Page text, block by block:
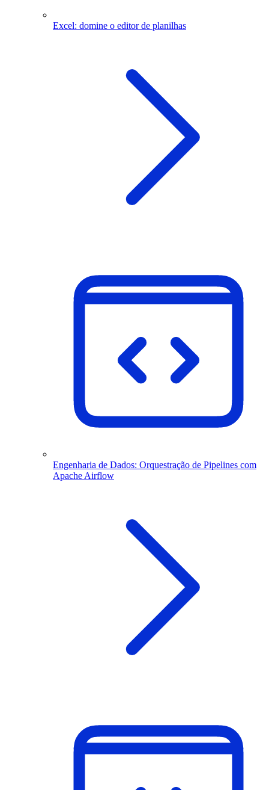
Excel: domine o editor de planilhas
Engenharia de Dados: Orquestração de Pipelines com
Apache Airflow